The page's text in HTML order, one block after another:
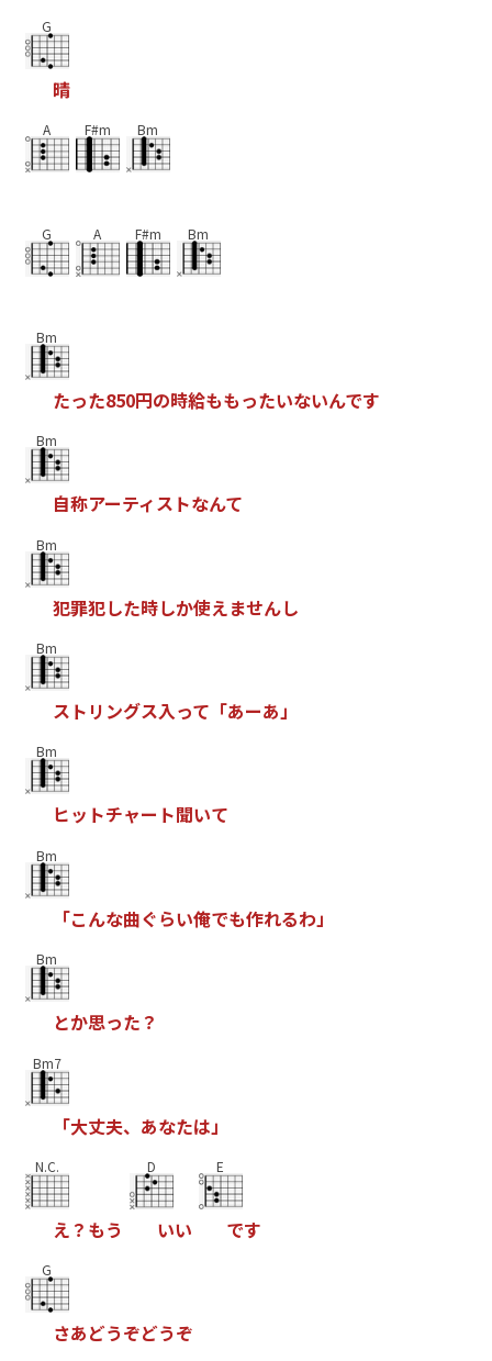
G
晴
A F#m Bm
G A F#m Bm
Bm
たった850円の時給ももったいないんです
Bm
自称アーティス トなんて
Bm
犯罪犯した時しか使えませんし
Bm
ス ト リ ングス入って 「あーあ」
Bm
ヒッ トチャー ト聞いて
Bm
「こんな曲ぐらい俺でも作れるわ」
Bm
とか思った ？
Bm7
「大丈夫、 あなたは 」
N.C.
え ？ もう
D
いい
E
です
G
さあどうぞどうぞ